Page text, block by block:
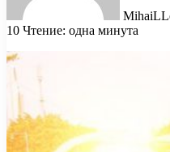
10 Чтение: одна минута